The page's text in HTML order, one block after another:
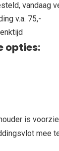
vandaag
v.a. 75,-
opties:
is
mee